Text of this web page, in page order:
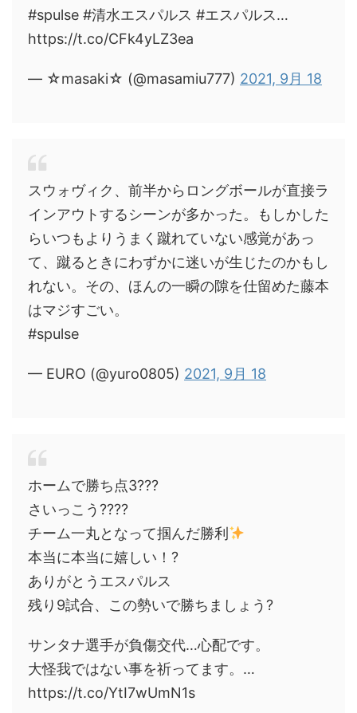
#spulse #清水エスパルス #エスパルス…
https://t.co/CFk4yLZ3ea
— ☆masaki☆ (@masamiu777) 2021, 9月 18
スウォヴィク、前半からロングボールが直接ラ
インアウトするシーンが多かった。もしかした
らいつもよりうまく蹴れていない感覚があっ
て、蹴るときにわずかに迷いが生じたのかもし
れない。その、ほんの一瞬の隙を仕留めた藤本
はマジすごい。
#spulse
— EURO (@yuro0805) 2021, 9月 18
ホームで勝ち点3???
さいっこう????
チーム一丸となって掴んだ勝利
本当に本当に嬉しい！?
ありがとうエスパルス
残り9試合、この勢いで勝ちましょう?
サンタナ選手が負傷交代…心配です。
大怪我ではない事を祈ってます。…
https://t.co/YtI7wUmN1s